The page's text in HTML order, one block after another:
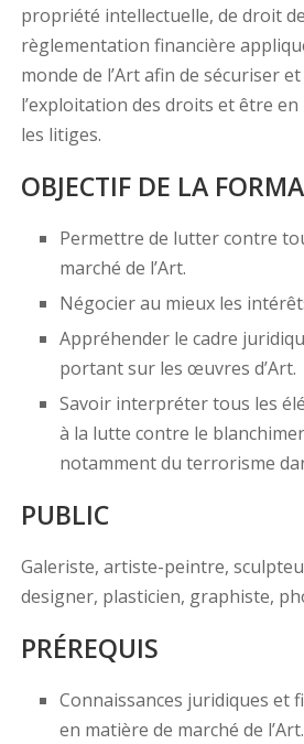
propriété intellectuelle, de droit
règlementation financière
monde de l’Art afin de sécuriser
l’exploitation des droits et être
les litiges.
OBJECTIF DE LA
Permettre de lutter contre
marché de l’Art.
Négocier au mieux les
Appréhender le cadre
portant sur les œuvres d’Art.
Savoir interpréter tous les
à la lutte contre le
notamment du terrorisme
PUBLIC
Galeriste, artiste-peintre,
designer, plasticien, graphiste,
PRÉREQUIS
Connaissances juridiques et
en matière de marché de l’Art.